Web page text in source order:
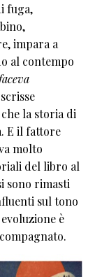
fuga,
impara a
al contempo
scrisse
la storia di
E il fattore
molto
del libro al
sono rimasti
sul tono
è